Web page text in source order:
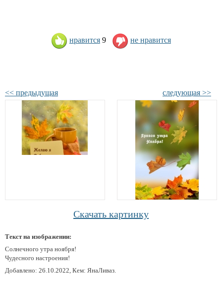
нравится 9 не нравится
<< предыдущая следующая >>
Скачать картинку
Текст на изображении:
Солнечного утра ноября!
Чудесного настроения!
Добавлено: 26.10.2022, Кем: ЯнаЛиваз.